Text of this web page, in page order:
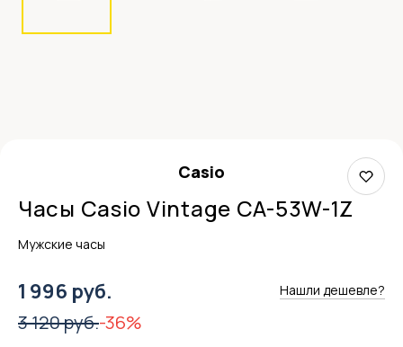
Casio
Часы Casio Vintage CA-53W-1Z
Мужские часы
1 996 руб. Нашли дешевле?
3 120 руб.-36%